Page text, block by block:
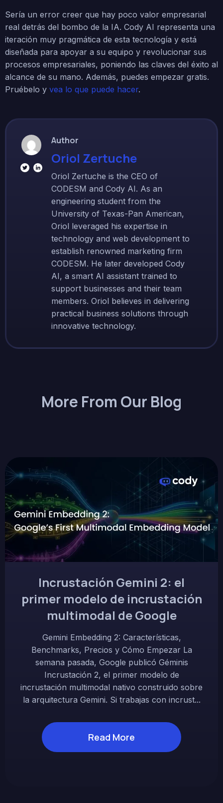
Sería un error creer que hay poco valor empresarial
real detrás del bombo de la IA. Cody AI representa una
iteración muy pragmática de esta tecnología y está
diseñada para apoyar a su equipo y revolucionar sus
procesos empresariales, poniendo las claves del éxito al
alcance de su mano. Además, puedes empezar gratis.
Pruébelo y vea lo que puede hacer.
Author
Oriol Zertuche
Oriol Zertuche is the CEO of
CODESM and Cody AI. As an
engineering student from the
University of Texas-Pan American,
Oriol leveraged his expertise in
technology and web development to
establish renowned marketing firm
CODESM. He later developed Cody
AI, a smart AI assistant trained to
support businesses and their team
members. Oriol believes in delivering
practical business solutions through
innovative technology.
More From Our Blog
Incrustación Gemini 2: el
primer modelo de incrustación
multimodal de Google
Gemini Embedding 2: Características,
Benchmarks, Precios y Cómo Empezar La
semana pasada, Google publicó Géminis
Incrustación 2, el primer modelo de
incrustación multimodal nativo construido sobre
la arquitectura Gemini. Si trabajas con incrust...
Read More